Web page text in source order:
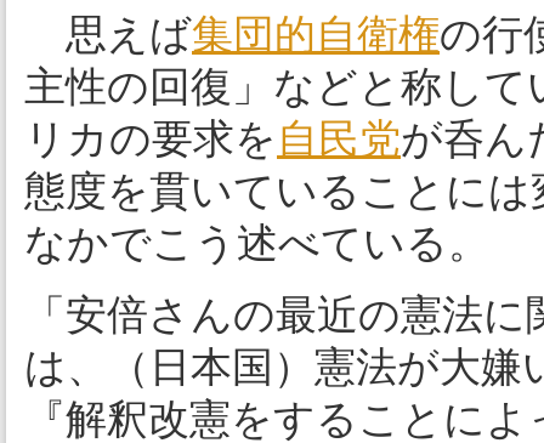
思えば集団的自衛権の行
主性の回復」などと称し
リカの要求を 自民党が呑ん
態度を貫いていることに
なかでこう述べている。
「安倍さんの最近の憲法
は、（日本国）憲法が大
『解釈改憲をすることに